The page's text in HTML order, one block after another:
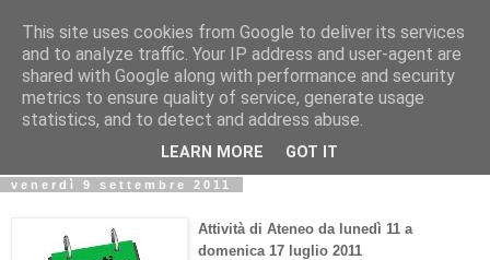
Biblio@rti in
Il Blog della Biblioteca di Area delle arti per condividere
informazioni iniziative incontri
venerdì 9 settembre 2011
Attività di Ateneo da lunedì 11 a
domenica 17 luglio 2011
This site uses cookies from Google to deliver its services
and to analyze traffic. Your IP address and user-agent are
shared with Google along with performance and security
metrics to ensure quality of service, generate usage
statistics, and to detect and address abuse.
LEARN MORE GOT IT